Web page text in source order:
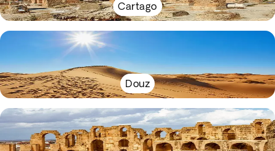
Cartago
Douz